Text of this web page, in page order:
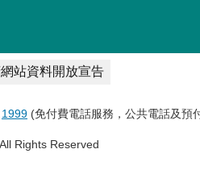
站資料開放宣告
1999 (免付費電話服務，公共電話及預
Rights Reserved